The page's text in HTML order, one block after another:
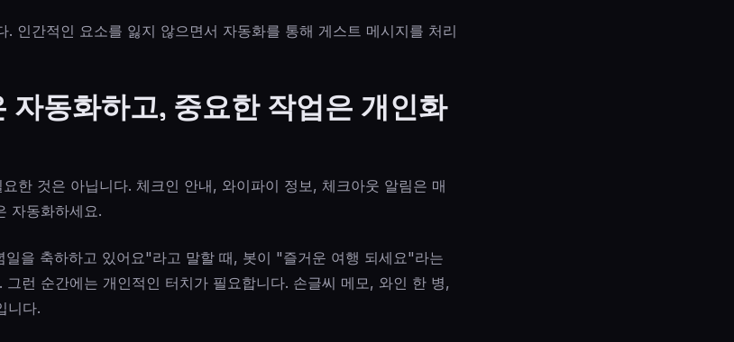
. 인간적인 요소를 잃지 않으면서 자동화를 통해 게스트 메시지를 처리
자동화하고, 중요한 작업은 개인화
한 것은 아닙니다. 체크인 안내, 와이파이 정보, 체크아웃 알림은 매
자동화하세요.
을 축하하고 있어요"라고 말할 때, 봇이 "즐거운 여행 되세요"라는
그런 순간에는 개인적인 터치가 필요합니다. 손글씨 메모, 와인 한 병,
니다.